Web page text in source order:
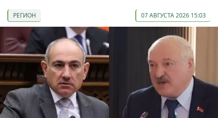
РЕГИОН 07 АВГУСТА 2026 15:03